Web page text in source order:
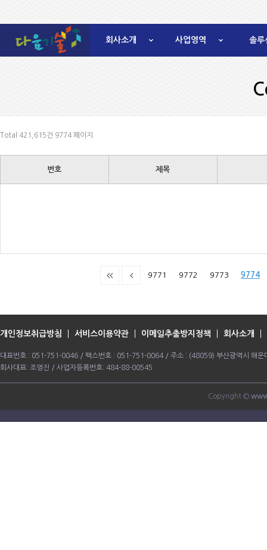
회사소개 사업영역 솔루
Total 421,615건 9774 페이지
번호 제목
9771 9772 9773 9774
개인정보취급방침 서비스이용약관 이메일추출방지정책 회사소개
대표번호 : 051-751-0046 / 팩스번호 : 051-751-0064 / 주소 : (48059) 부산광역시 해운
회사대표: 조영진 / 사업자등록번호: 484-88-00545
Copyright ©